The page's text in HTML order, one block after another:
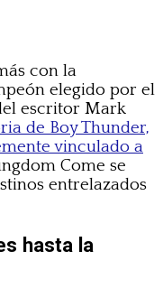
con la
elegido por el
escritor Mark
de Boy Thunder,
vinculado a
Come se
entrelazados
hasta la